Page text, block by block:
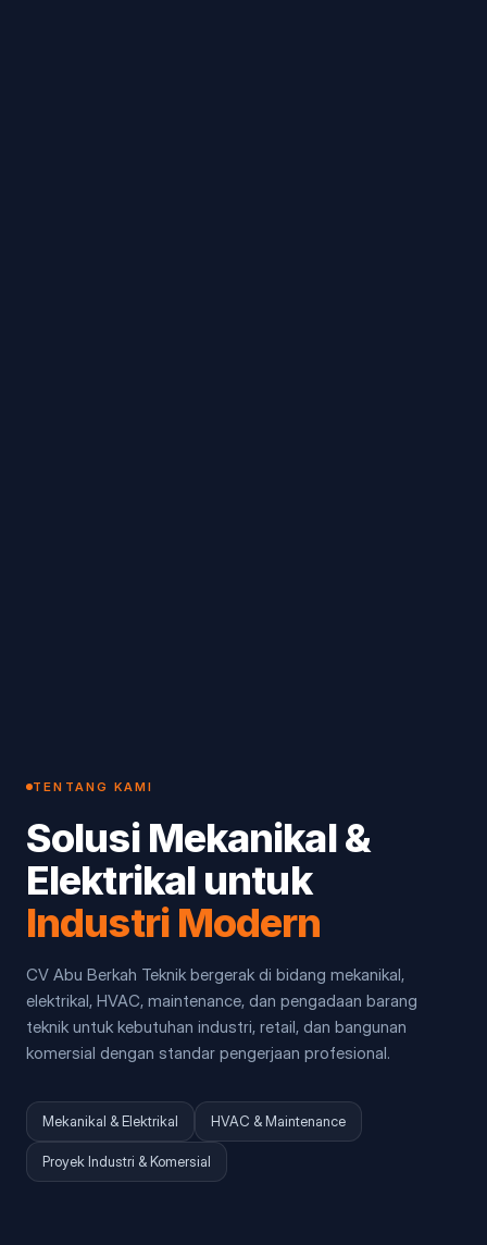
TENTANG KAMI
Solusi Mekanikal &
Elektrikal untuk
Industri Modern
CV Abu Berkah Teknik bergerak di bidang mekanikal,
elektrikal, HVAC, maintenance, dan pengadaan barang
teknik untuk kebutuhan industri, retail, dan bangunan
komersial dengan standar pengerjaan profesional.
Mekanikal & Elektrikal HVAC & Maintenance
Proyek Industri & Komersial